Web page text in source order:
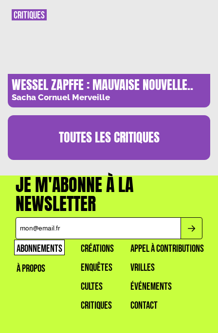
WESSEL ZAPFFE : MAUVAISE NOUVELLE..
Sacha Cornuel Merveille
CRITIQUES
TOUTES LESCRITIQUES
JE M'ABONNE À LA
NEWSLETTER
ABONNEMENTS
À PROPOS
CRÉATIONS
ENQUÊTES
CULTES
CRITIQUES
APPEL À CONTRIBUTIONS
VRILLES
ÉVÉNEMENTS
CONTACT